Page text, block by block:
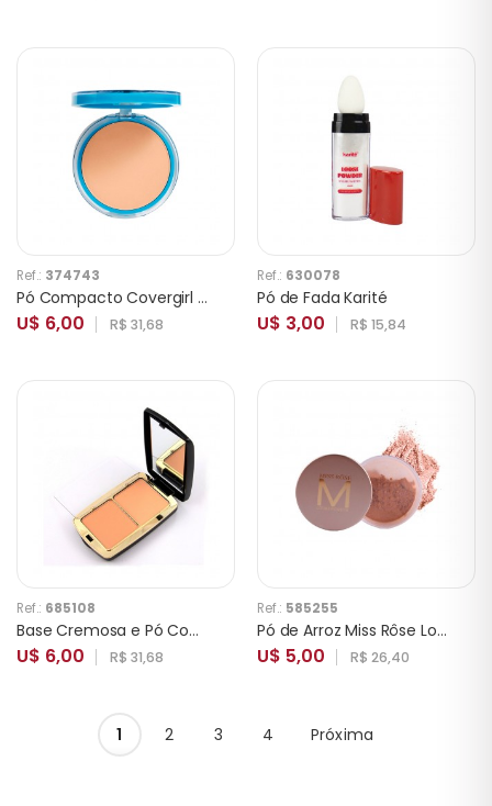
Ref.: 374743
Pó Compacto Covergirl Clean Matte 545 Warm Beige
U$ 6,00 R$ 31,68
Ref.: 630078
Pó de Fada Karité
U$ 3,00 R$ 15,84
Ref.: 685108
Base Cremosa e Pó Compacto Miss Rõse 7003-131N
U$ 6,00 R$ 31,68
Ref.: 585255
Pó de Arroz Miss Rôse Loose Powder 7003-031
U$ 5,00 R$ 26,40
1 2 3 4 Próxima